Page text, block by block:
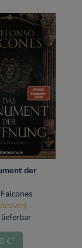
der
€*